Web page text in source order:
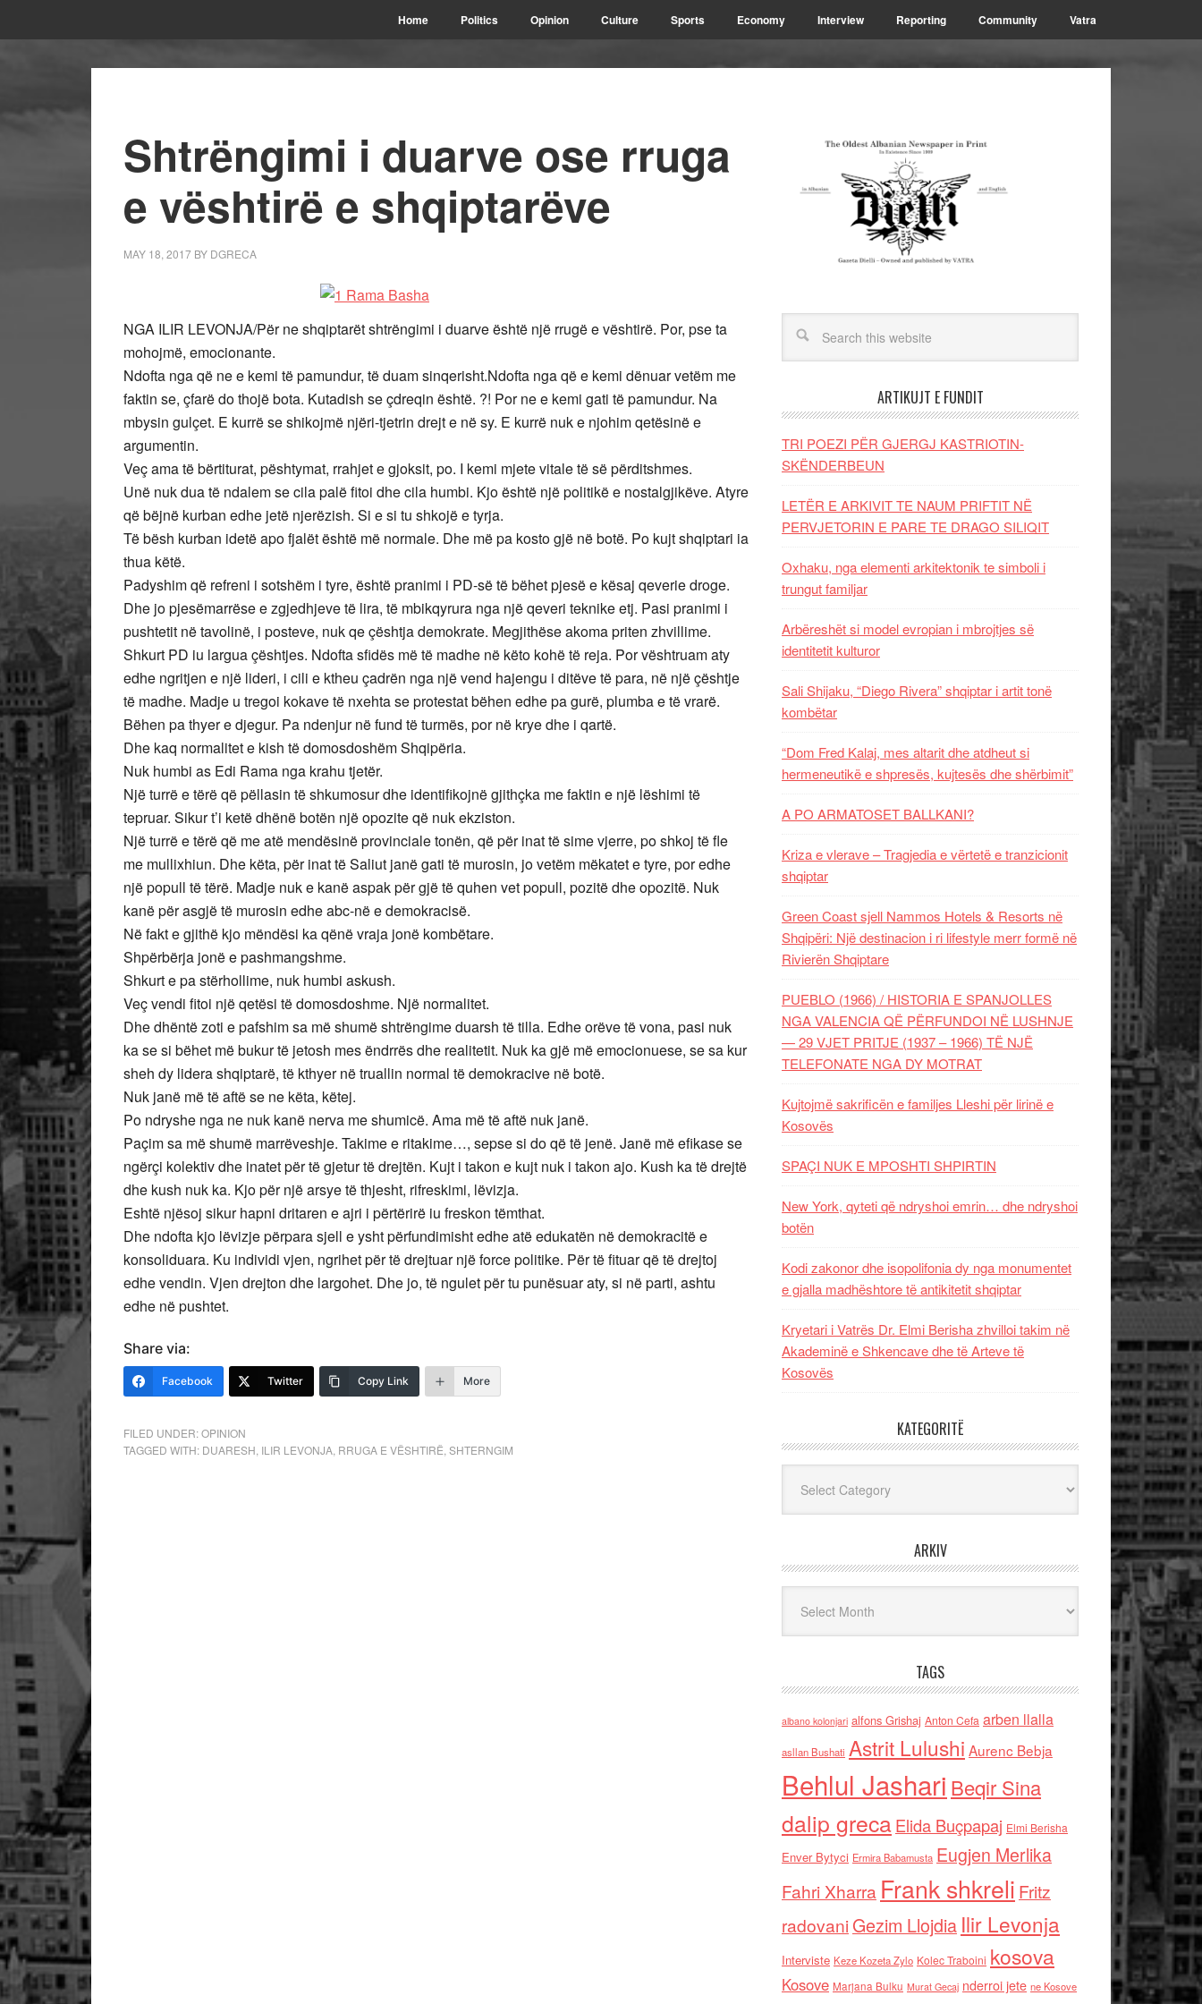
Home Politics Opinion Culture Sports Economy Interview Reporting Community Vatra
Shtrëngimi i duarve ose rruga
e vështirë e shqiptarëve
MAY 18, 2017 BY DGRECA
NGA ILIR LEVONJA/Për ne shqiptarët shtrëngimi i duarve është një rrugë e vështirë. Por, pse ta
mohojmë, emocionante.
Ndofta nga që ne e kemi të pamundur, të duam sinqerisht.Ndofta nga që e kemi dënuar vetëm me
faktin se, çfarë do thojë bota. Kutadish se çdreqin është. ?! Por ne e kemi gati të pamundur. Na
mbysin gulçet. E kurrë se shikojmë njëri-tjetrin drejt e në sy. E kurrë nuk e njohim qetësinë e
argumentin.
Veç ama të bërtiturat, pështymat, rrahjet e gjoksit, po. I kemi mjete vitale të së përditshmes.
Unë nuk dua të ndalem se cila palë fitoi dhe cila humbi. Kjo është një politikë e nostalgjikëve. Atyre
që bëjnë kurban edhe jetë njerëzish. Si e si tu shkojë e tyrja.
Të bësh kurban idetë apo fjalët është më normale. Dhe më pa kosto gjë në botë. Po kujt shqiptari ia
thua këtë.
Padyshim që refreni i sotshëm i tyre, është pranimi i PD-së të bëhet pjesë e kësaj qeverie droge.
Dhe jo pjesëmarrëse e zgjedhjeve të lira, të mbikqyrura nga një qeveri teknike etj. Pasi pranimi i
pushtetit në tavolinë, i posteve, nuk qe çështja demokrate. Megjithëse akoma priten zhvillime.
Shkurt PD iu largua çështjes. Ndofta sfidës më të madhe në këto kohë të reja. Por vështruam aty
edhe ngritjen e një lideri, i cili e ktheu çadrën nga një vend hajengu i ditëve të para, në një çështje
të madhe. Madje u tregoi kokave të nxehta se protestat bëhen edhe pa gurë, plumba e të vrarë.
Bëhen pa thyer e djegur. Pa ndenjur në fund të turmës, por në krye dhe i qartë.
Dhe kaq normalitet e kish të domosdoshëm Shqipëria.
Nuk humbi as Edi Rama nga krahu tjetër.
Një turrë e tërë që pëllasin të shkumosur dhe identifikojnë gjithçka me faktin e një lëshimi të
tepruar. Sikur t’i ketë dhënë botën një opozite që nuk ekziston.
Një turrë e tërë që me atë mendësinë provinciale tonën, që për inat të sime vjerre, po shkoj të fle
me mullixhiun. Dhe këta, për inat të Saliut janë gati të murosin, jo vetëm mëkatet e tyre, por edhe
një popull të tërë. Madje nuk e kanë aspak për gjë të quhen vet popull, pozitë dhe opozitë. Nuk
kanë për asgjë të murosin edhe abc-në e demokracisë.
Në fakt e gjithë kjo mëndësi ka qënë vraja jonë kombëtare.
Shpërbërja jonë e pashmangshme.
Shkurt e pa stërhollime, nuk humbi askush.
Veç vendi fitoi një qetësi të domosdoshme. Një normalitet.
Dhe dhëntë zoti e pafshim sa më shumë shtrëngime duarsh të tilla. Edhe orëve të vona, pasi nuk
ka se si bëhet më bukur të jetosh mes ëndrrës dhe realitetit. Nuk ka gjë më emocionuese, se sa kur
sheh dy lidera shqiptarë, të kthyer në truallin normal të demokracive në botë.
Nuk janë më të aftë se ne këta, këtej.
Po ndryshe nga ne nuk kanë nerva me shumicë. Ama më të aftë nuk janë.
Paçim sa më shumë marrëveshje. Takime e ritakime…, sepse si do që të jenë. Janë më efikase se
ngërçi kolektiv dhe inatet për të gjetur të drejtën. Kujt i takon e kujt nuk i takon ajo. Kush ka të drejtë
dhe kush nuk ka. Kjo për një arsye të thjesht, rifreskimi, lëvizja.
Eshtë njësoj sikur hapni dritaren e ajri i përtërirë iu freskon tëmthat.
Dhe ndofta kjo lëvizje përpara sjell e ysht përfundimisht edhe atë edukatën në demokracitë e
konsoliduara. Ku individi vjen, ngrihet për të drejtuar një force politike. Për të fituar që të drejtoj
edhe vendin. Vjen drejton dhe largohet. Dhe jo, të ngulet për tu punësuar aty, si në parti, ashtu
edhe në pushtet.
Share via:
Facebook Twitter Copy Link More
FILED UNDER:OPINION
TAGGED WITH: DUARESH ILIR LEVONJA RRUGA E VËSHTIRË SHTERNGIM
ARTIKUJT E FUNDIT
TRI POEZI PËR GJERGJ KASTRIOTIN-
SKËNDERBEUN
LETËR E ARKIVIT TE NAUM PRIFTIT NË
PERVJETORIN E PARE TE DRAGO SILIQIT
Oxhaku, nga elementi arkitektonik te simboli i
trungut familjar
Arbëreshët si model evropian i mbrojtjes së
identitetit kulturor
Sali Shijaku, “Diego Rivera” shqiptar i artit tonë
kombëtar
“Dom Fred Kalaj, mes altarit dhe atdheut si
hermeneutikë e shpresës, kujtesës dhe shërbimit”
A PO ARMATOSET BALLKANI?
Kriza e vlerave – Tragjedia e vërtetë e tranzicionit
shqiptar
Green Coast sjell Nammos Hotels & Resorts në
Shqipëri: Një destinacion i ri lifestyle merr formë në
Rivierën Shqiptare
PUEBLO (1966) / HISTORIA E SPANJOLLES
NGA VALENCIA QË PËRFUNDOI NË LUSHNJE
— 29 VJET PRITJE (1937 – 1966) TË NJË
TELEFONATE NGA DY MOTRAT
Kujtojmë sakrificën e familjes Lleshi për lirinë e
Kosovës
SPAÇI NUK E MPOSHTI SHPIRTIN
New York, qyteti që ndryshoi emrin… dhe ndryshoi
botën
Kodi zakonor dhe isopolifonia dy nga monumentet
e gjalla madhështore të antikitetit shqiptar
Kryetari i Vatrës Dr. Elmi Berisha zhvilloi takim në
Akademinë e Shkencave dhe të Arteve të
Kosovës
KATEGORITË
ARKIV
TAGS
albano kolonjari alfons Grishaj Anton Cefa arben llalla
asllan Bushati Astrit Lulushi Aurenc Bebja
Behlul Jashari Beqir Sina
dalip grecaElida Buçpapaj Elmi Berisha
Enver Bytyci Ermira Babamusta Eugjen Merlika
Fahri Xharra Frank shkreli Fritz
radovaniGezim Llojdia Ilir Levonja
Interviste Keze Kozeta Zylo Kolec Traboini kosova
Kosove Marjana Bulku Murat Gecaj nderroi jete ne Kosove